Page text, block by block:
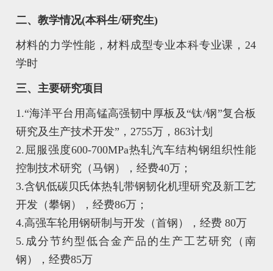
二、教学情况(本科生/研究生)
材料的力学性能，材料成型专业本科专业课，24
学时
三、主要研究项目
1.“海洋平台用高锰高强韧中厚板及“钛/钢”复合板
研究及生产技术开发”，2755万，863计划
2.屈服强度600-700MPa热轧汽车结构钢组织性能
控制技术研究（马钢），经费40万；
3.含钒低碳贝氏体热轧带钢韧化机理研究及新工艺
开发（攀钢），经费86万；
4.高强车轮用钢研制与开发（首钢），经费 80万
5.成分节约型低合金产品的生产工艺研究（南
钢），经费85万